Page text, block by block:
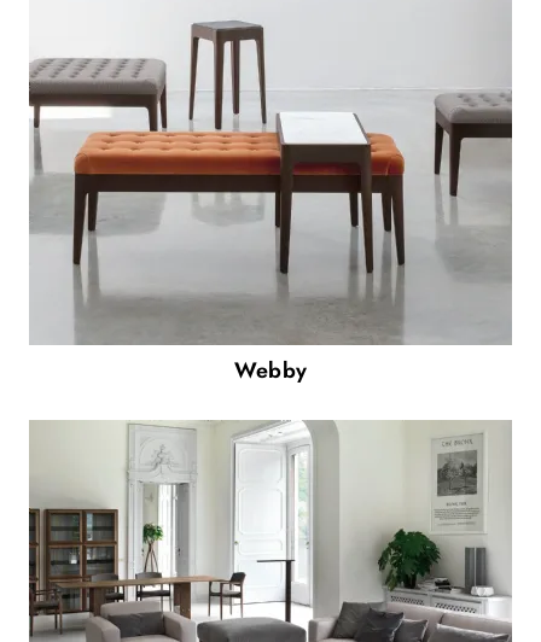
Webby